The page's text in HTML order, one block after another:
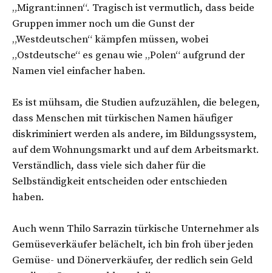
„Migrant:innen“. Tragisch ist vermutlich, dass beide
Gruppen immer noch um die Gunst der
„Westdeutschen“ kämpfen müssen, wobei
„Ostdeutsche“ es genau wie „Polen“ aufgrund der
Namen viel einfacher haben.
Es ist mühsam, die Studien aufzuzählen, die belegen,
dass Menschen mit türkischen Namen häufiger
diskriminiert werden als andere, im Bildungssystem,
auf dem Wohnungsmarkt und auf dem Arbeitsmarkt.
Verständlich, dass viele sich daher für die
Selbständigkeit entscheiden oder entschieden
haben.
Auch wenn Thilo Sarrazin türkische Unternehmer als
Gemüseverkäufer belächelt, ich bin froh über jeden
Gemüse- und Dönerverkäufer, der redlich sein Geld